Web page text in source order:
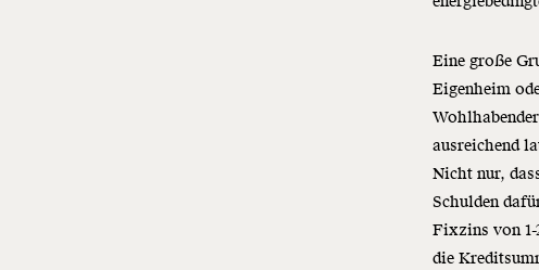
Eine große
Eigenheim
ausreichend
Nicht nur,
Schulden
Fixzins von
die